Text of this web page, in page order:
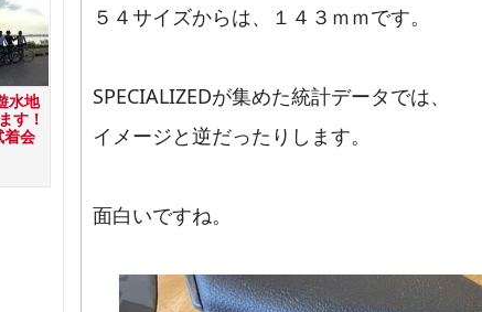
５４サイズからは、１４３ｍｍです。
SPECIALIZEDが集めた統計データでは、
イメージと逆だったりします。
面白いですね。
水地
す！
着会